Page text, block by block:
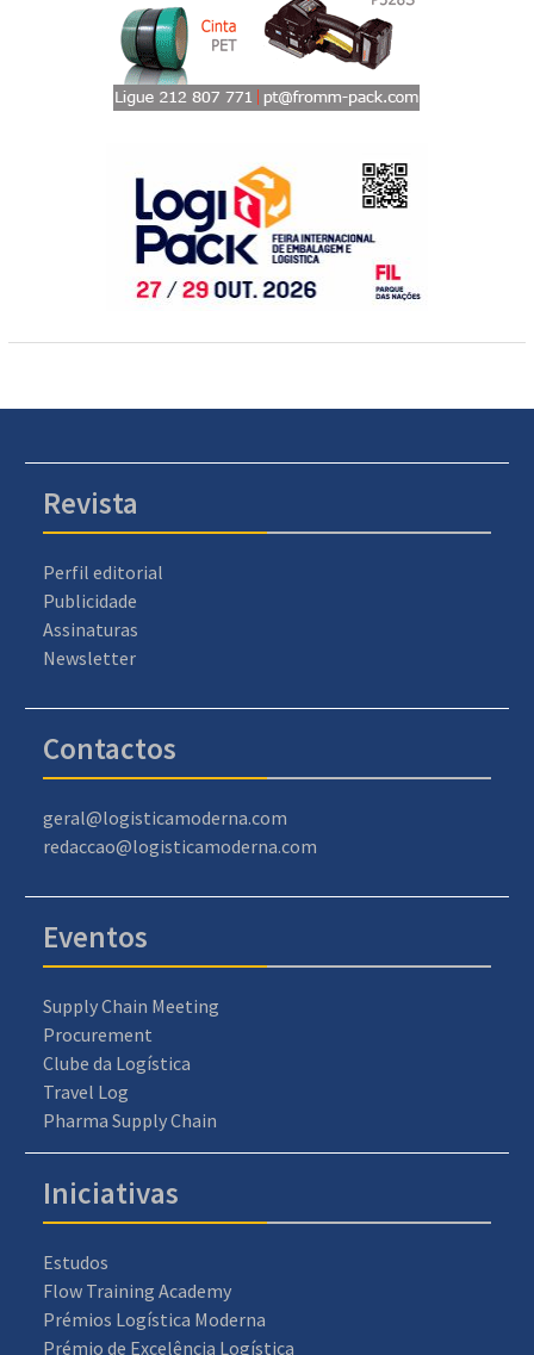
Revista
Perfil editorial
Publicidade
Assinaturas
Newsletter
Contactos
geral@logisticamoderna.com
redaccao@logisticamoderna.com
Eventos
Supply Chain Meeting
Procurement
Clube da Logística
Travel Log
Pharma Supply Chain
Iniciativas
Estudos
Flow Training Academy
Prémios Logística Moderna
Prémio de Excelência Logística